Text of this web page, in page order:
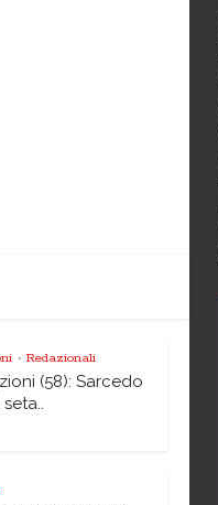
• Redazionali
(58): Sarcedo